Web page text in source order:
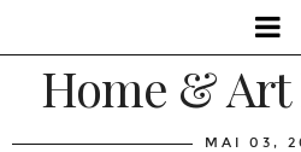
Home & Art
MAI 03,